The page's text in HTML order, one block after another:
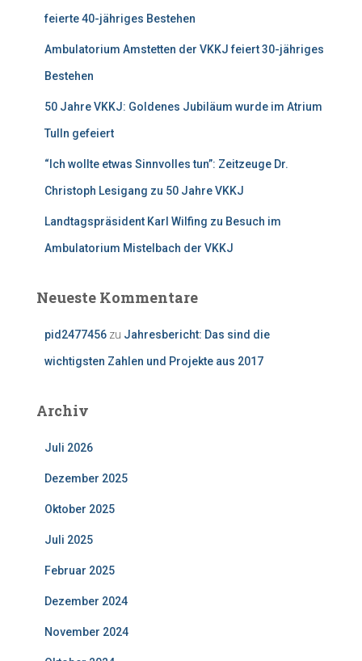
feierte 40-jähriges Bestehen
Ambulatorium Amstetten der VKKJ feiert 30-jähriges
Bestehen
50 Jahre VKKJ: Goldenes Jubiläum wurde im Atrium
Tulln gefeiert
“Ich wollte etwas Sinnvolles tun”: Zeitzeuge Dr.
Christoph Lesigang zu 50 Jahre VKKJ
Landtagspräsident Karl Wilfing zu Besuch im
Ambulatorium Mistelbach der VKKJ
Neueste Kommentare
pid2477456 zu Jahresbericht: Das sind die
wichtigsten Zahlen und Projekte aus 2017
Archiv
Juli 2026
Dezember 2025
Oktober 2025
Juli 2025
Februar 2025
Dezember 2024
November 2024